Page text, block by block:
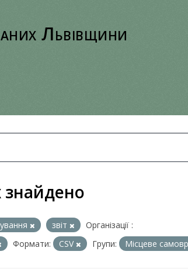
Львівщини
знайдено
звіт
Організації :
Формати: CSV Групи: Місцеве